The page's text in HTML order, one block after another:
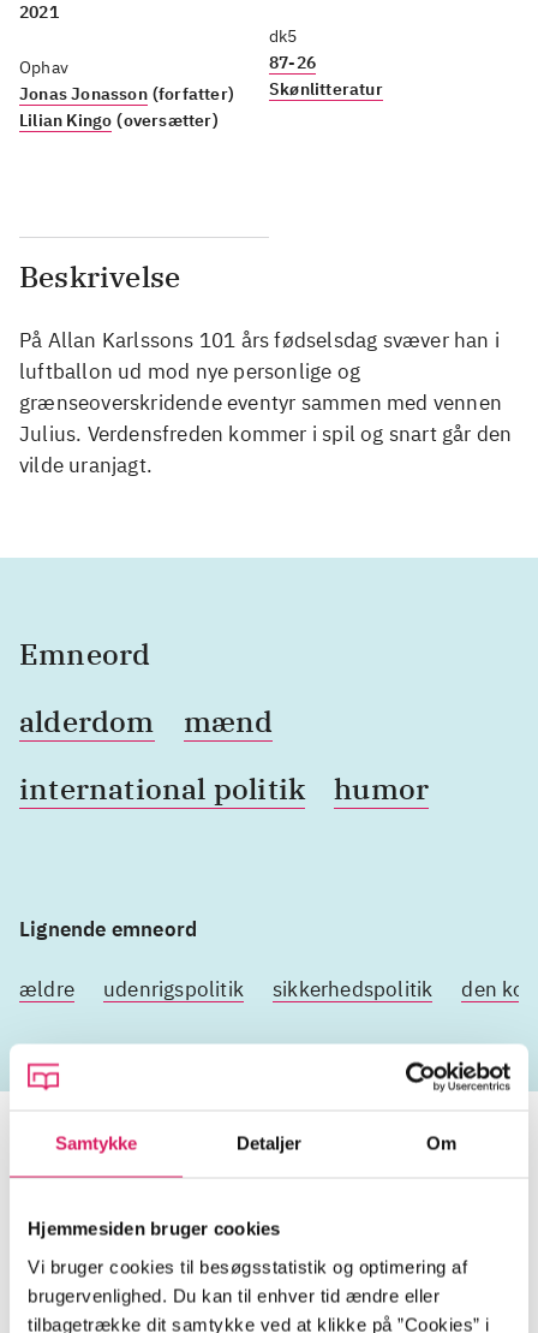
Samtykke Detaljer Om
Hjemmesiden bruger cookies
Vi bruger cookies til besøgsstatistik og optimering af
brugervenlighed. Du kan til enhver tid ændre eller
tilbagetrække dit samtykke ved at klikke på ”Cookies” i
2021
Ophav
Jonas Jonasson (forfatter)
Lilian Kingo (oversætter)
dk5
87-26
Skønlitteratur
Beskrivelse
På Allan Karlssons 101 års fødselsdag svæver han i
luftballon ud mod nye personlige og
grænseoverskridende eventyr sammen med vennen
Julius. Verdensfreden kommer i spil og snart går den
vilde uranjagt.
Emneord
alderdom
mænd
international politik
humor
Lignende emneord
ældre udenrigspolitik sikkerhedspolitik den
ad vinduet og forsvandt
Gå til serien